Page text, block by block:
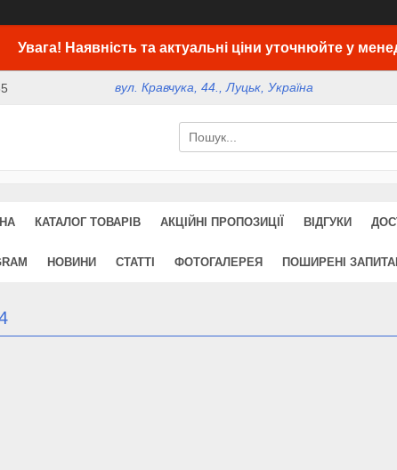
Увага! Наявність та актуальні ціни уточнюйте у
вул. Кравчука, 44., Луцьк, Україна
КАТАЛОГ ТОВАРІВ АКЦІЙНІ ПРОПОЗИЦІЇ ВІДГУКИ
НОВИНИ СТАТТІ ФОТОГАЛЕРЕЯ ПОШИРЕНІ